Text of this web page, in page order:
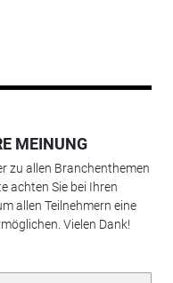
MEINUNG
zu allen Branchenthemen
achten Sie bei Ihren
allen Teilnehmern eine
Vielen Dank!